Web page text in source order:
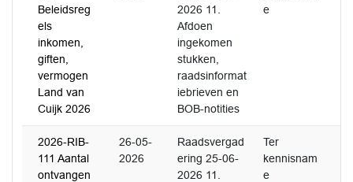
Beleidsreg
els
inkomen,
giften,
vermogen
Land van
Cuijk 2026
2026 11.
Afdoen
ingekomen
stukken,
raadsinformat
iebrieven en
BOB-notities
e
2026-RIB-
111 Aantal
ontvangen
26-05-
2026
Raadsvergad
ering 25-06-
2026 11.
Ter
kennisnam
e